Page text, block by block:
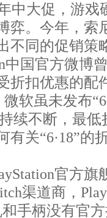
中大促，游
弈。今年，索
不同的促销策
国官方微博
折扣优惠的配
软虽未发布
续不断，最低
有关“6·18”的
官方旗
渠道商，
手柄没有官